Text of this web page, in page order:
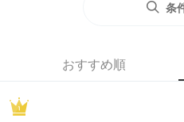
条
おすすめ順